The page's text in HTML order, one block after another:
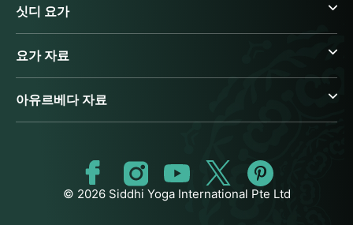
싯디 요가
요가 자료
아유르베다 자료
© 2026 Siddhi Yoga International Pte Ltd